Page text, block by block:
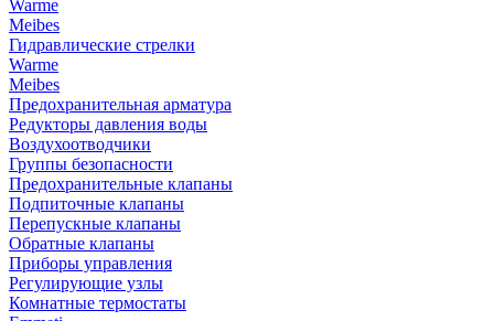
Warme
Meibes
Гидравлические стрелки
Warme
Meibes
Предохранительная арматура
Редукторы давления воды
Воздухоотводчики
Группы безопасности
Предохранительные клапаны
Подпиточные клапаны
Перепускные клапаны
Обратные клапаны
Приборы управления
Регулирующие узлы
Комнатные термостаты